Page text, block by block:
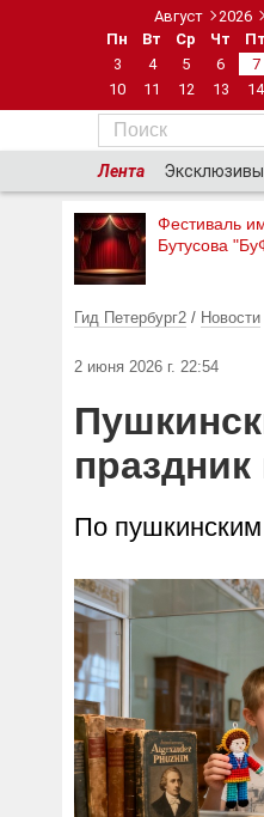
Август
2026
Пн
Вт Ср Чт Пт
3
4 5 6 7
10
11 12 13 14
Лента Эксклюзивы
Фестиваль
Бутусова
Гид Петербург2 / Новости
2 июня 2026 г. 22:54
По пушкинским